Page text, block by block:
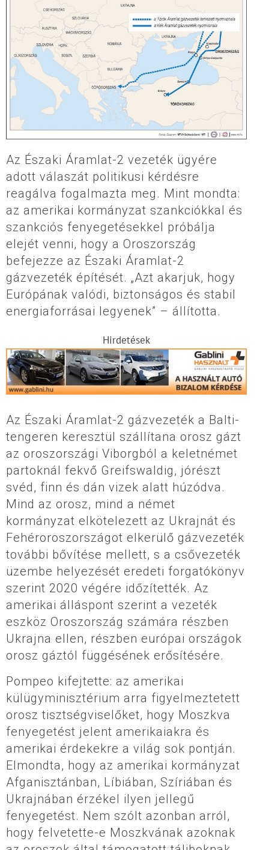
Az Északi Áramlat-2 vezeték ügyére
adott válaszát politikusi kérdésre
reagálva fogalmazta meg. Mint mondta:
az amerikai kormányzat szankciókkal és
szankciós fenyegetésekkel próbálja
elejét venni, hogy a Oroszország
befejezze az Északi Áramlat-2
gázvezeték építését. „Azt akarjuk, hogy
Európának valódi, biztonságos és stabil
energiaforrásai legyenek” – állította.
Hirdetések
Az Északi Áramlat-2 gázvezeték a Balti-
tengeren keresztül szállítana orosz gázt
az oroszországi Viborgból a keletnémet
partoknál fekvő Greifswaldig, jórészt
svéd, finn és dán vizek alatt húzódva.
Mind az orosz, mind a német
kormányzat elkötelezett az Ukrajnát és
Fehéroroszországot elkerülő gázvezeték
további bővítése mellett, s a csővezeték
üzembe helyezését eredeti forgatókönyv
szerint 2020 végére időzítették. Az
amerikai álláspont szerint a vezeték
eszköz Oroszország számára részben
Ukrajna ellen, részben európai országok
orosz gáztól függésének erősítésére.
Pompeo kifejtette: az amerikai
külügyminisztérium arra figyelmeztetett
orosz tisztségviselőket, hogy Moszkva
fenyegetést jelent amerikaiakra és
amerikai érdekekre a világ sok pontján.
Elmondta, hogy az amerikai kormányzat
Afganisztánban, Líbiában, Szíriában és
Ukrajnában érzékel ilyen jellegű
fenyegetést. Nem szólt azonban arról,
hogy felvetette-e Moszkvának azoknak